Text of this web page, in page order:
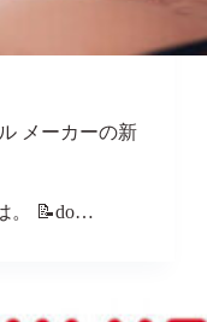
メーカーの新
。 📝do…